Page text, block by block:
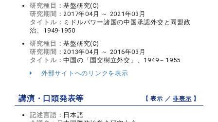
研究種目：基盤研究(C)
研究期間：2017年04月 ～ 2021年03月
タイトル： ミドルパワー諸国の中国承認外交と同盟政
治、1949-1950
研究種目：基盤研究(C)
研究期間：2013年04月 ～ 2016年03月
タイトル：中国の「国交樹立外交」、1949－1955
外部サイトへのリンクを表示
講演・口頭発表等 【 表示 ／非表示 】
記述言語： 日本語